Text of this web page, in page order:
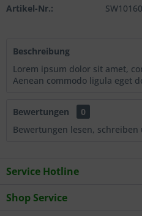
Artikel-Nr.: SW10160
Beschreibung
Lorem ipsum dolor sit amet,
Aenean commodo ligula eget
Bewertungen
0
Bewertungen lesen,
Service Hotline
Shop Service